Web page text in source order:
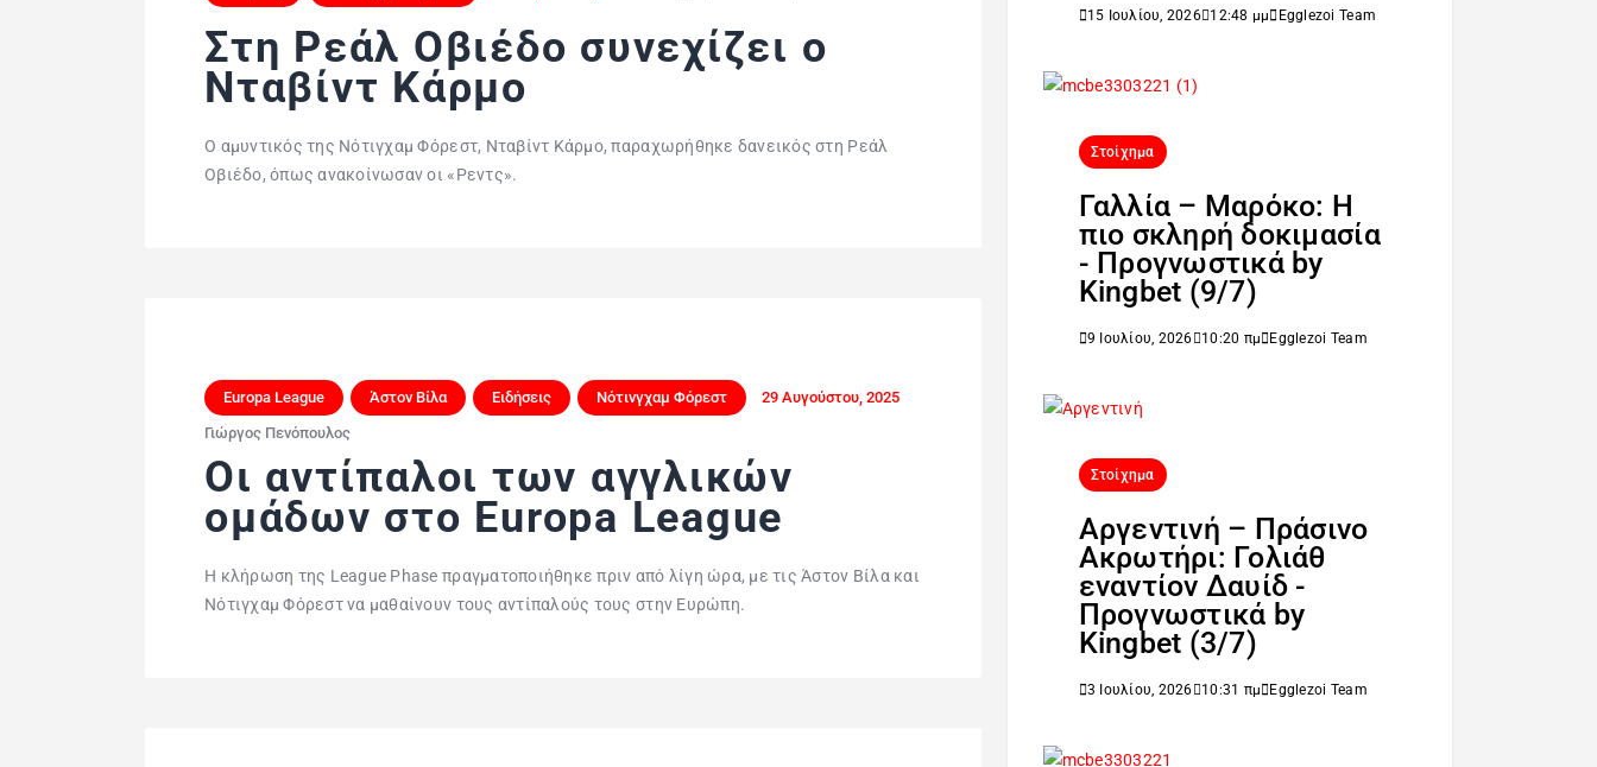
Στη Ρεάλ Οβιέδο συνεχίζει ο
Νταβίντ Κάρμο
Ο αμυντικός της Νότιγχαμ Φόρεστ, Νταβίντ Κάρμο, παραχωρήθηκε δανεικός στη Ρεάλ
Οβιέδο, όπως ανακοίνωσαν οι «Ρεντς».
Europa League Άστον Βίλα Ειδήσεις Νότινγχαμ Φόρεστ
29 Αυγούστου, 2025
Γιώργος Πενόπουλος
Οι αντίπαλοι των αγγλικών
ομάδων στο Europa League
H κλήρωση της League Phase πραγματοποιήθηκε πριν από λίγη ώρα, με τις Άστον Βίλα και
Νότιγχαμ Φόρεστ να μαθαίνουν τους αντίπαλούς τους στην Ευρώπη.
15 Ιουλίου, 2026 12:48 μμ Egglezoi Team
Στοίχημα
Γαλλία – Μαρόκο: Η
πιο σκληρή δοκιμασία
- Προγνωστικά by
Kingbet (9/7)
9 Ιουλίου, 2026 10:20 πμ Egglezoi Team
Στοίχημα
Αργεντινή – Πράσινο
Ακρωτήρι: Γολιάθ
εναντίον Δαυίδ -
Προγνωστικά by
Kingbet (3/7)
3 Ιουλίου, 2026 10:31 πμ Egglezoi Team